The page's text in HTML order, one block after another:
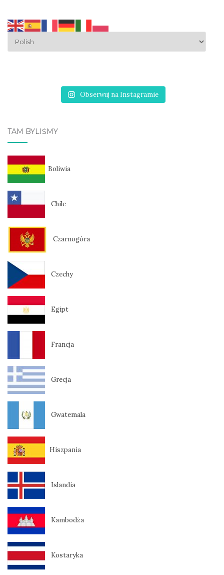
Obserwuj na Instagramie
TAM BYLIŚMY
Boliwia
Chile
Czarnogóra
Czechy
Egipt
Francja
Grecja
Gwatemala
Hiszpania
Islandia
Kambodża
Kostaryka